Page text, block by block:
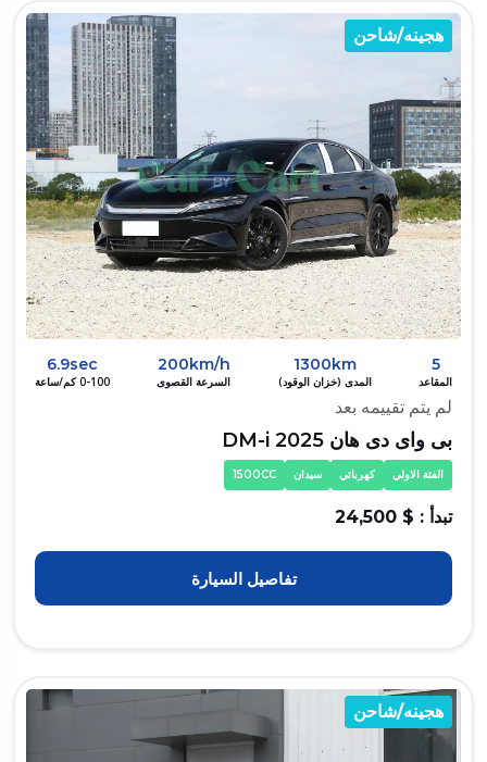
هجينه/شاحن
5
المقاعد
1300km
المدى (خزان الوقود)
200km/h
السرعة القصوى
6.9sec
0-100 كم/ساعة
لم يتم تقييمه بعد
بى واى دى هان DM-i 2025
الفئة الاولي كهربائي سيدان 1500CC
تبدأ : $ 24,500
تفاصيل السيارة
هجينه/شاحن